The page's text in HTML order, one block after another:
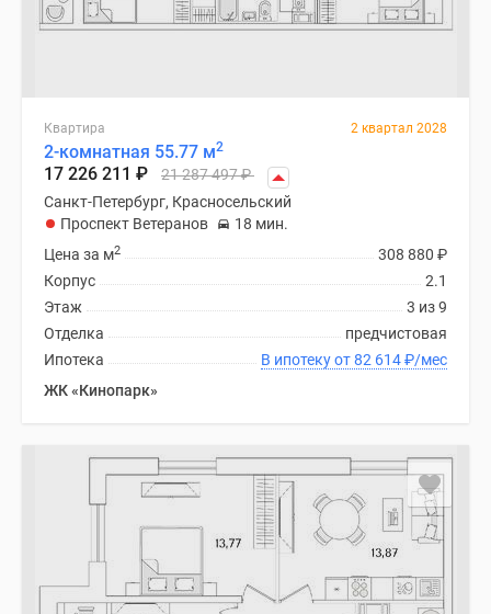
Квартира 2 квартал 2028
2-комнатная 55.77 м2
17 226 211 ₽ 21 287 497₽
Санкт-Петербург, Красносельский
Проспект Ветеранов
18 мин.
308 880 ₽
Цена за м2
2.1
Корпус
3 из 9
Этаж
предчистовая
Отделка
В ипотеку от 82 614₽/мес
Ипотека
ЖК «Кинопарк»